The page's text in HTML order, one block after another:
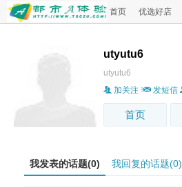
首页 优选好店
utyutu6
utyutu6
加关注
发短信
首页
我发表的话题(0) 我回复的话题(0)